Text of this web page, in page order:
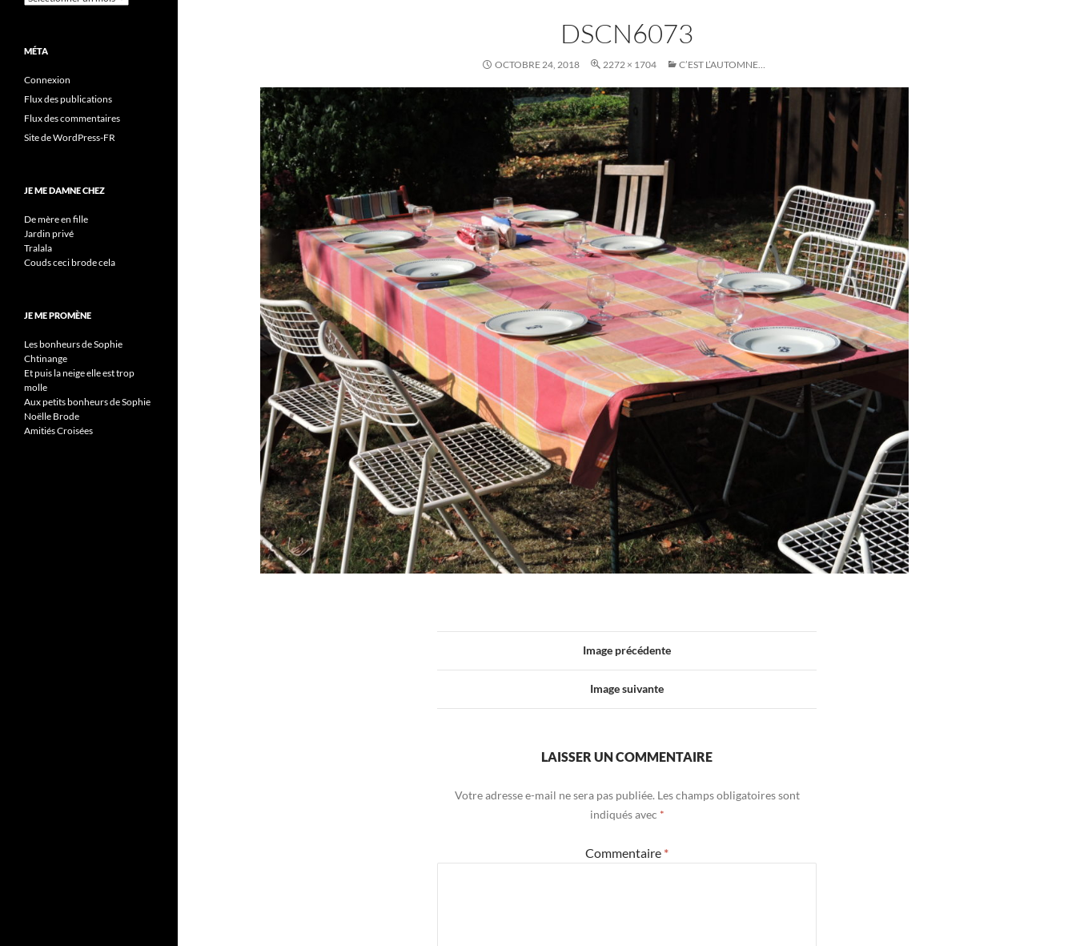
DSCN6073
OCTOBRE 24, 2018 2272 × 1704 C’EST L’AUTOMNE…
Image précédente
Image suivante
LAISSER UN COMMENTAIRE
Votre adresse e-mail ne sera pas publiée. Les champs obligatoires sont
indiqués avec *
Commentaire *
MÉTA
Connexion
Flux des publications
Flux des commentaires
Site de WordPress-FR
JE ME DAMNE CHEZ
De mère en fille
Jardin privé
Tralala
Couds ceci brode cela
JE ME PROMÈNE
Les bonheurs de Sophie
Chtinange
Et puis la neige elle est trop
molle
Aux petits bonheurs de Sophie
Noëlle Brode
Amitiés Croisées